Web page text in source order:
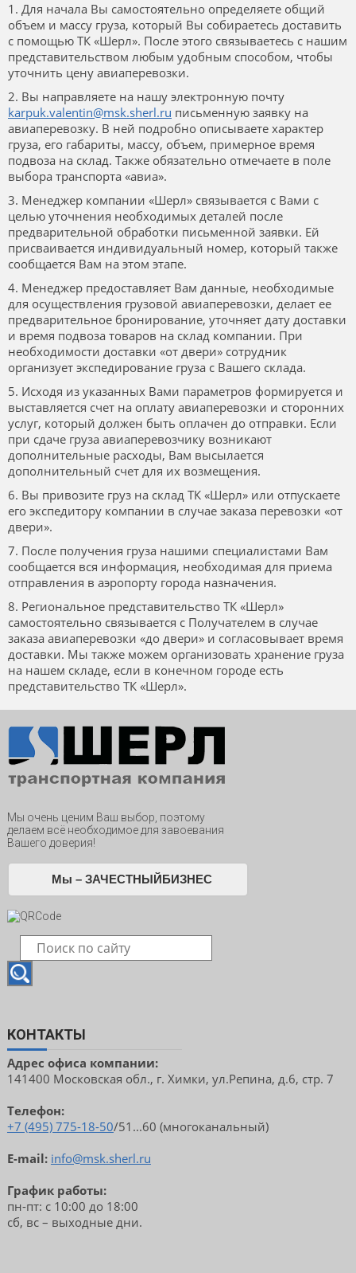
1. Для начала Вы самостоятельно определяете общий
объем и массу груза, который Вы собираетесь доставить
с помощью ТК «Шерл». После этого связываетесь с нашим
представительством любым удобным способом, чтобы
уточнить цену авиаперевозки.
2. Вы направляете на нашу электронную почту
karpuk.valentin@msk.sherl.ru письменную заявку на
авиаперевозку. В ней подробно описываете характер
груза, его габариты, массу, объем, примерное время
подвоза на склад. Также обязательно отмечаете в поле
выбора транспорта «авиа».
3. Менеджер компании «Шерл» связывается с Вами с
целью уточнения необходимых деталей после
предварительной обработки письменной заявки. Ей
присваивается индивидуальный номер, который также
сообщается Вам на этом этапе.
4. Менеджер предоставляет Вам данные, необходимые
для осуществления грузовой авиаперевозки, делает ее
предварительное бронирование, уточняет дату доставки
и время подвоза товаров на склад компании. При
необходимости доставки «от двери» сотрудник
организует экспедирование груза с Вашего склада.
5. Исходя из указанных Вами параметров формируется и
выставляется счет на оплату авиаперевозки и сторонних
услуг, который должен быть оплачен до отправки. Если
при сдаче груза авиаперевозчику возникают
дополнительные расходы, Вам высылается
дополнительный счет для их возмещения.
6. Вы привозите груз на склад ТК «Шерл» или отпускаете
его экспедитору компании в случае заказа перевозки «от
двери».
7. После получения груза нашими специалистами Вам
сообщается вся информация, необходимая для приема
отправления в аэропорту города назначения.
8. Региональное представительство ТК «Шерл»
самостоятельно связывается с Получателем в случае
заказа авиаперевозки «до двери» и согласовывает время
доставки. Мы также можем организовать хранение груза
на нашем складе, если в конечном городе есть
представительство ТК «Шерл».
Мы очень ценим Ваш выбор, поэтому
делаем всё необходимое для завоевания
Вашего доверия!
Мы – ЗАЧЕСТНЫЙБИЗНЕС
КОНТАКТЫ
Адрес офиса компании:
141400 Московская обл., г. Химки, ул.Репина, д.6, стр. 7
Телефон:
+7 (495) 775-18-50/51...60 (многоканальный)
E-mail: info@msk.sherl.ru
График работы:
пн-пт: с 10:00 до 18:00
сб, вс – выходные дни.